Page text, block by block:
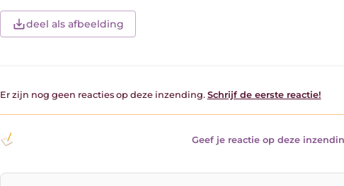
deel als afbeelding
Er zijn nog geen reacties op deze inzending. Schrijf de eerste reactie!
Geef je reactie op deze